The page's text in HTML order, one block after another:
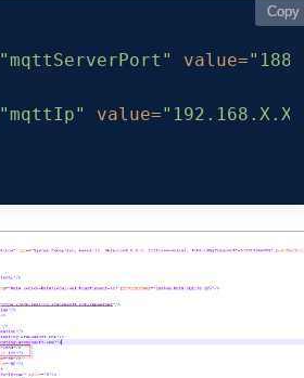
"mqttServerPort" value=
"mqttIp" value=
Copy
Copy